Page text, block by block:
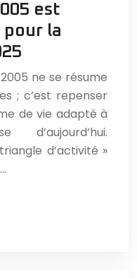
est
pour la
ne se résume
; c’est repenser
de vie adapté à
d’activité »